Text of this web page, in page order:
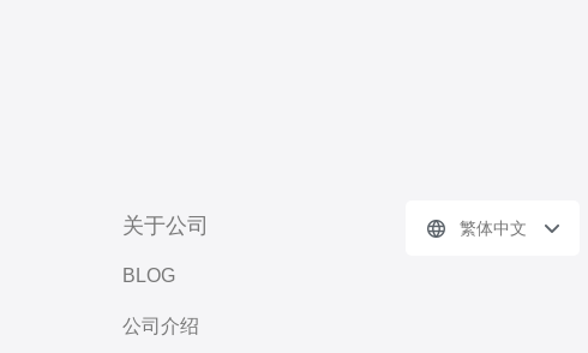
关于公司
BLOG
公司介绍
繁体中文